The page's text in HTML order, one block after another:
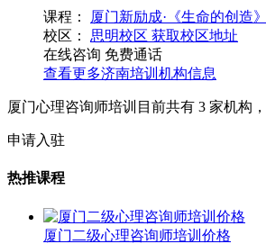
课程： 厦门新励成·《生命的创造》
校区：
思明校区 获取校区地址
在线咨询 免费通话
查看更多济南培训机构信息
厦门心理咨询师培训目前共有 3 家机构，
申请入驻
热推课程
厦门二级心理咨询师培训价格